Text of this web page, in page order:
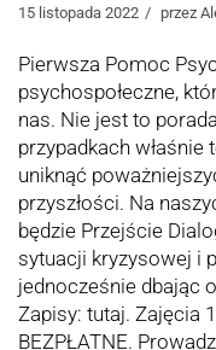
15 listopada 2022 przez
Pierwsza Pomoc
psychospołeczne,
nas. Nie jest to
przypadkach
uniknąć
przyszłości. Na
będzie Przejście
sytuacji kryzysowej i
jednocześnie dbając
Zapisy: tutaj. Zajęcia
BEZPŁATNE.